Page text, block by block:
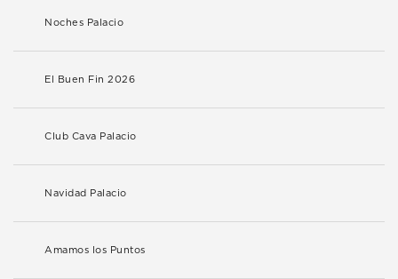
Noches Palacio
El Buen Fin 2026
Club Cava Palacio
Navidad Palacio
Amamos los Puntos